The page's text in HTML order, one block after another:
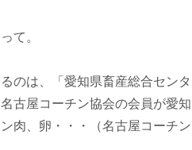
て。
のは、「愛知県畜産総合センタ
古屋コーチン協会の会員が愛知
肉、卵・・・（名古屋コーチン